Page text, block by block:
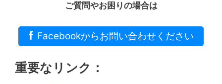
ご質問やお困りの場合は
Facebookからお問い合わせください
重要なリンク：